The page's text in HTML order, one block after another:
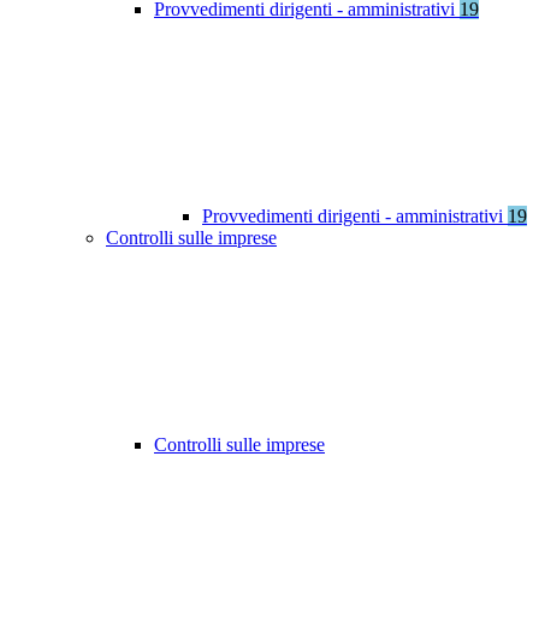
Provvedimenti dirigenti - amministrativi 19
Provvedimenti dirigenti - amministrativi 19
Controlli sulle imprese
Controlli sulle imprese